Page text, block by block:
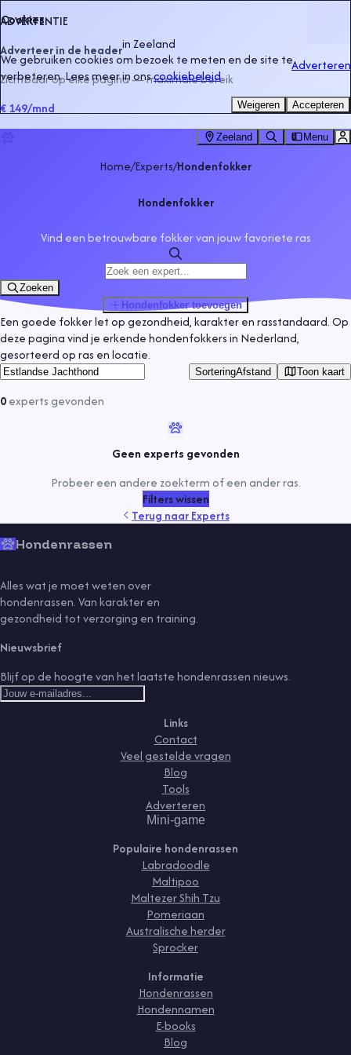
ADVERTENTIE
Adverteer in de headerinZeeland
Zichtbaar op elke pagina — maximale bereik
€ 149/mnd
Adverteren
Zeeland Menu
Home/Experts/Hondenfokker
Hondenfokker
Vind een betrouwbare fokker van jouw favoriete ras
Zoeken
Hondenfokkertoevoegen
Een goede fokker let op gezondheid, karakter en rasstandaard. Op
deze pagina vind je erkende hondenfokkers in Nederland,
gesorteerd op ras en locatie.
SorteringAfstand Toon kaart
0experts gevonden
Geen experts gevonden
Probeer een andere zoekterm of een ander ras.
Filters wissen
Terug naarExperts
Hondenrassen
Alles wat je moet weten over
hondenrassen. Van karakter en
gezondheid tot verzorging en training.
Nieuwsbrief
Blijf op de hoogte van het laatste hondenrassen nieuws.
Links
Contact
Veel gestelde vragen
Blog
Tools
Adverteren
Mini-game
Populaire hondenrassen
Labradoodle
Maltipoo
Maltezer Shih Tzu
Pomeriaan
Australische herder
Sprocker
Informatie
Hondenrassen
Hondennamen
E-books
Blog
Cookies
We gebruiken cookies om bezoek te meten en de site te
verbeteren. Lees meer in onscookiebeleid.
Weigeren Accepteren